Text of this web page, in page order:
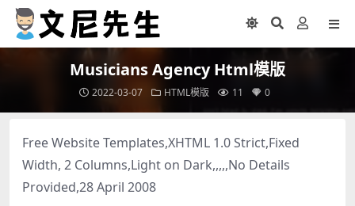
Musicians Agency Html模版
2022-03-07 HTML模版 11 0
Free Website Templates,XHTML 1.0 Strict,Fixed
Width, 2 Columns,Light on Dark,,,,,No Details
Provided,28 April 2008